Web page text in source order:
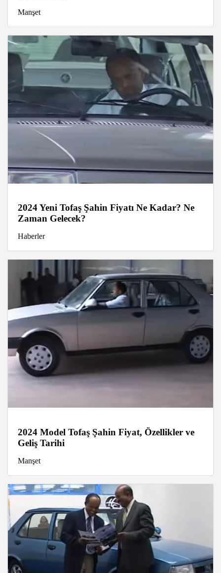
Manşet
2024 Yeni Tofaş Şahin Fiyatı Ne Kadar? Ne
Zaman Gelecek?
Haberler
2024 Model Tofaş Şahin Fiyat, Özellikler ve
Geliş Tarihi
Manşet